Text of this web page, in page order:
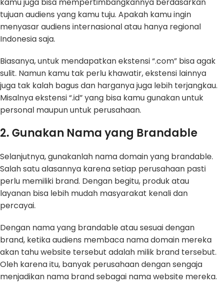
tujuan audiens yang kamu tuju. Apakah kamu ingin
menyasar audiens internasional atau hanya regional
Indonesia saja.
Biasanya, untuk mendapatkan ekstensi “.com” bisa agak
sulit. Namun kamu tak perlu khawatir, ekstensi lainnya
juga tak kalah bagus dan harganya juga lebih terjangkau.
Misalnya ekstensi “.id” yang bisa kamu gunakan untuk
personal maupun untuk perusahaan.
2. Gunakan Nama yang Brandable
Selanjutnya, gunakanlah nama domain yang brandable.
Salah satu alasannya karena setiap perusahaan pasti
perlu memiliki brand. Dengan begitu, produk atau
layanan bisa lebih mudah masyarakat kenali dan
percayai.
Dengan nama yang brandable atau sesuai dengan
brand, ketika audiens membaca nama domain mereka
akan tahu website tersebut adalah milik brand tersebut.
Oleh karena itu, banyak perusahaan dengan sengaja
menjadikan nama brand sebagai nama website mereka.